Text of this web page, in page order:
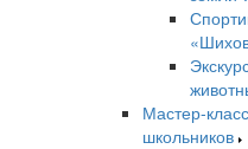
Мастер-
школьников